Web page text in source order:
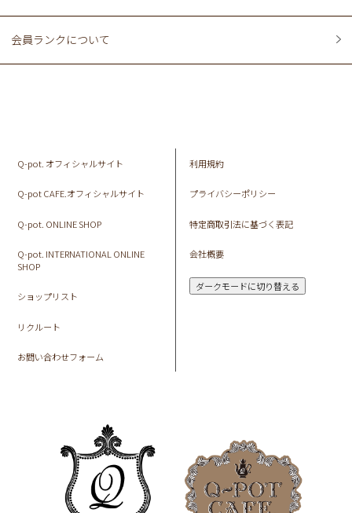
会員ランクについて
Q-pot. オフィシャルサイト
Q-pot CAFE.オフィシャルサイト
Q-pot. ONLINE SHOP
Q-pot. INTERNATIONAL ONLINE
SHOP
ショップリスト
リクルート
お問い合わせフォーム
利用規約
プライバシーポリシー
特定商取引法に基づく表記
会社概要
ダークモードに切り替える